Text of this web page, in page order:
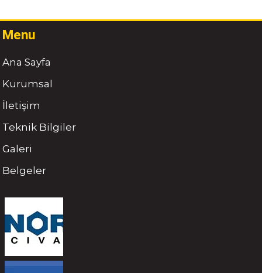
Menu
Ana Sayfa
Kurumsal
İletişim
Teknik Bilgiler
Galeri
Belgeler